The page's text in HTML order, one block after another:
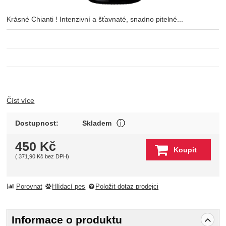
Krásné Chianti ! Intenzivní a šťavnaté, snadno pitelné...
Číst více
Dostupnost: Skladem
450 Kč
( 371,90 Kč bez DPH)
Koupit
Porovnat Hlídací pes Položit dotaz prodejci
Informace o produktu